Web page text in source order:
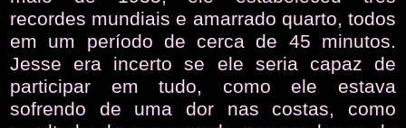
recordes mundiais e amarrado quarto, todos
em um período de cerca de 45 minutos.
Jesse era incerto se ele seria capaz de
participar em tudo, como ele estava
sofrendo de uma dor nas costas, como